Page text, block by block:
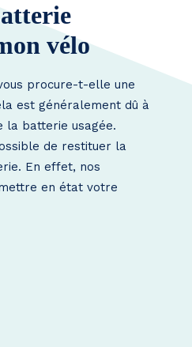
vélo
procure-t-elle une
est généralement dû à
la batterie usagée.
de restituer la
En effet, nos
en état votre